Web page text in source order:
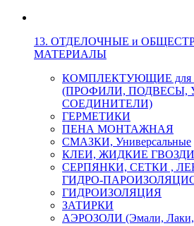
13. ОТДЕЛОЧНЫЕ и
МАТЕРИАЛЫ
КОМПЛЕКТУЮЩИЕ для
(ПРОФИЛИ, ПОДВЕСЫ,
СОЕДИНИТЕЛИ)
ГЕРМЕТИКИ
ПЕНА МОНТАЖНАЯ
СМАЗКИ, Универсальные
КЛЕИ, ЖИДКИЕ ГВОЗДИ,
СЕРПЯНКИ, СЕТКИ ,
ГИДРО-
ГИДРОИЗОЛЯЦИЯ
ЗАТИРКИ
АЭРОЗОЛИ (Эмали, Лаки,